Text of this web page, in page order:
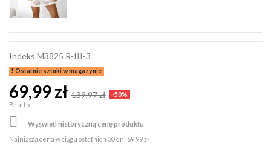
Indeks M3825 R-III-3
Ostatnie sztuki w magazynie
69,99 zł 139,97 zł -50%
Brutto

Wyświetl historyczną cenę produktu
Najniższa cena w ciągu ostatnich 30 dni 69,99 zł